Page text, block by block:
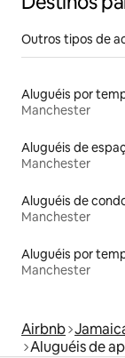
Outros tipos de
Manchester
Manchester
Aluguéis de
Manchester
Manchester
Airbnb
Aluguéis de